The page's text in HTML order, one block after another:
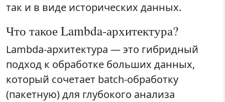
так и в виде исторических данных.
Что такое Lambda-архитектура?
Lambda-архитектура — это гибридный
подход к обработке больших данных,
который сочетает batch-обработку
(пакетную) для глубокого анализа